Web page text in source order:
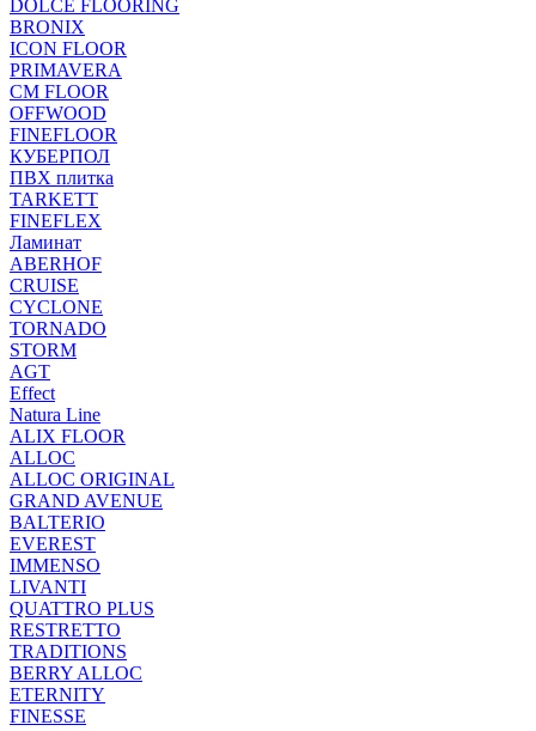
DOLCE FLOORING
BRONIX
ICON FLOOR
PRIMAVERA
CM FLOOR
OFFWOOD
FINEFLOOR
КУБЕРПОЛ
ПВХ плитка
TARKETT
FINEFLEX
Ламинат
ABERHOF
CRUISE
CYCLONE
TORNADO
STORM
AGT
Effect
Natura Line
ALIX FLOOR
ALLOC
ALLOC ORIGINAL
GRAND AVENUE
BALTERIO
EVEREST
IMMENSO
LIVANTI
QUATTRO PLUS
RESTRETTO
TRADITIONS
BERRY ALLOC
ETERNITY
FINESSE